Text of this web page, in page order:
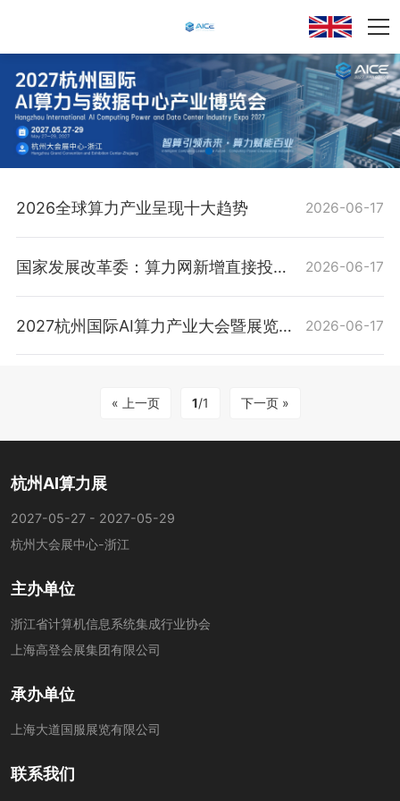
2026-06-17
2026全球算力产业呈现十大趋势
2026-06-17
国家发展改革委：算力网新增直接投资4万亿元 AI保持30％高增长
2026-06-17
2027杭州国际AI算力产业大会暨展览会将于5月在杭州举办
« 上一页 1/1 下一页 »
杭州AI算力展
2027-05-27 - 2027-05-29
杭州大会展中心-浙江
主办单位
浙江省计算机信息系统集成行业协会
上海高登会展集团有限公司
承办单位
上海大道国服展览有限公司
联系我们